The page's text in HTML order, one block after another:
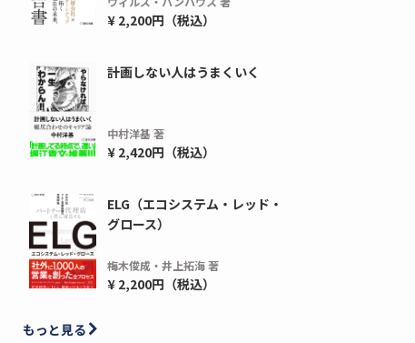
¥ 2,200円（税込）
計画しない人はうまくいく
中村洋基 著
¥ 2,420円（税込）
ELG（エコシステム・レッド・
グロース）
梅木俊成・井上拓海 著
¥ 2,200円（税込）
もっと見る